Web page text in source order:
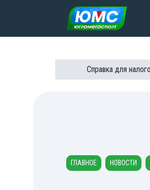
Перейти к содержанию
Справка для
ГЛАВНОЕ НОВОСТИ